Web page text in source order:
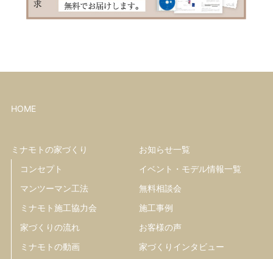
HOME
ミナモトの家づくり
コンセプト
マンツーマン工法
ミナモト施工協力会
家づくりの流れ
ミナモトの動画
お知らせ一覧
イベント・モデル情報一覧
無料相談会
施工事例
お客様の声
家づくりインタビュー